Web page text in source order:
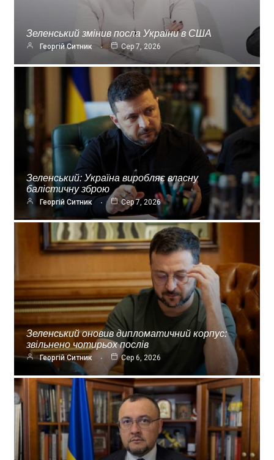
Зеленський змінив посла України в США
Георгій Ситник Сер 7, 2026
Зеленський: Україна виробляє власну
балістичну зброю
Георгій Ситник Сер 7, 2026
Зеленський оновив дипломатичний корпус:
звільнено чотирьох послів
Георгій Ситник Сер 6, 2026